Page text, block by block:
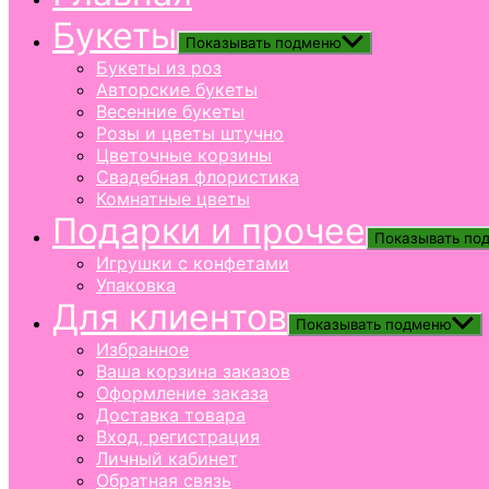
Букеты
Показывать подменю
Букеты из роз
Авторские букеты
Весенние букеты
Розы и цветы штучно
Цветочные корзины
Свадебная флористика
Комнатные цветы
Подарки и прочее Показывать
Игрушки с конфетами
Упаковка
Для клиентов Показывать подменю
Избранное
Ваша корзина заказов
Оформление заказа
Доставка товара
Вход, регистрация
Личный кабинет
Обратная связь